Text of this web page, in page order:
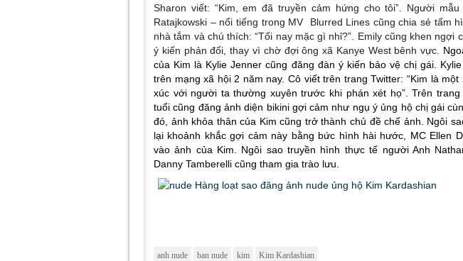
Sharon viết: “Kim, em đã truyền cảm hứng cho tôi”. Người
Ratajkowski – nổi tiếng trong MV ‎Blurred Lines cũng chia sẻ tấm
nhà tắm và chú thích: “Tối nay mặc gì nhỉ?”. Emily cũng khen ngợi
ý kiến phản đối, thay vì chờ đợi ông xã Kanye West bênh vực.
của Kim là Kylie Jenner cũng đăng đàn ý kiến bảo vệ chị gái.
trên mạng xã hội 2 năm nay. Cô viết trên trang Twitter: “Kim là
xúc với người ta thường xuyên trước khi phán xét họ”. Trên
tuổi cũng đăng ảnh diện bikini gợi cảm như ngụ ý ủng hộ chị gái
đó, ảnh khỏa thân của Kim cũng trở thành chủ đề chế ảnh. Ngôi
lại khoảnh khắc gợi cảm này bằng bức hình hài hước, MC Ellen
vào ảnh của Kim. Ngôi sao truyền hình thực tế người Anh
Danny Tamberelli cũng tham gia trào lưu.
anh nude ban nude kim Kim Kardashian